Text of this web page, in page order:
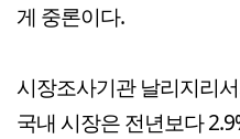
게 중론이다.
시장조사기관 날리지리
국내 시장은 전년보다